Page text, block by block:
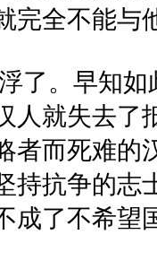
完全不能与
了。早知如
人就失去了
者而死难的
持抗争的志
成了不希望